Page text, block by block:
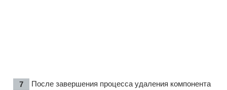
После завершения процесса удаления компонента